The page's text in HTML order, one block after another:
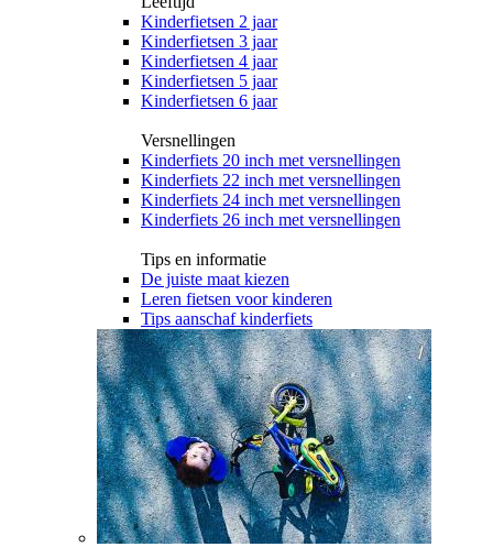
Kinderfietsen 2 jaar
Kinderfietsen 3 jaar
Kinderfietsen 4 jaar
Kinderfietsen 5 jaar
Kinderfietsen 6 jaar
Versnellingen
Kinderfiets 20 inch met versnellingen
Kinderfiets 22 inch met versnellingen
Kinderfiets 24 inch met versnellingen
Kinderfiets 26 inch met versnellingen
Tips en informatie
De juiste maat kiezen
Leren fietsen voor kinderen
Tips aanschaf kinderfiets